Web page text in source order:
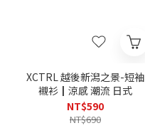
XCTRL 越後新潟之景-短袖
襯衫┃涼感 潮流 日式
NT$590
NT$690